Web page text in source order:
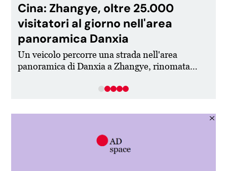
Cina: Zhangye, oltre 25.000
visitatori al giorno nell'area
panoramica Danxia
Un veicolo percorre una strada nell'area
panoramica di Danxia a Zhangye, rinomata
suggestive formazioni di arenaria rossa, nella
il 4 agosto 2026.